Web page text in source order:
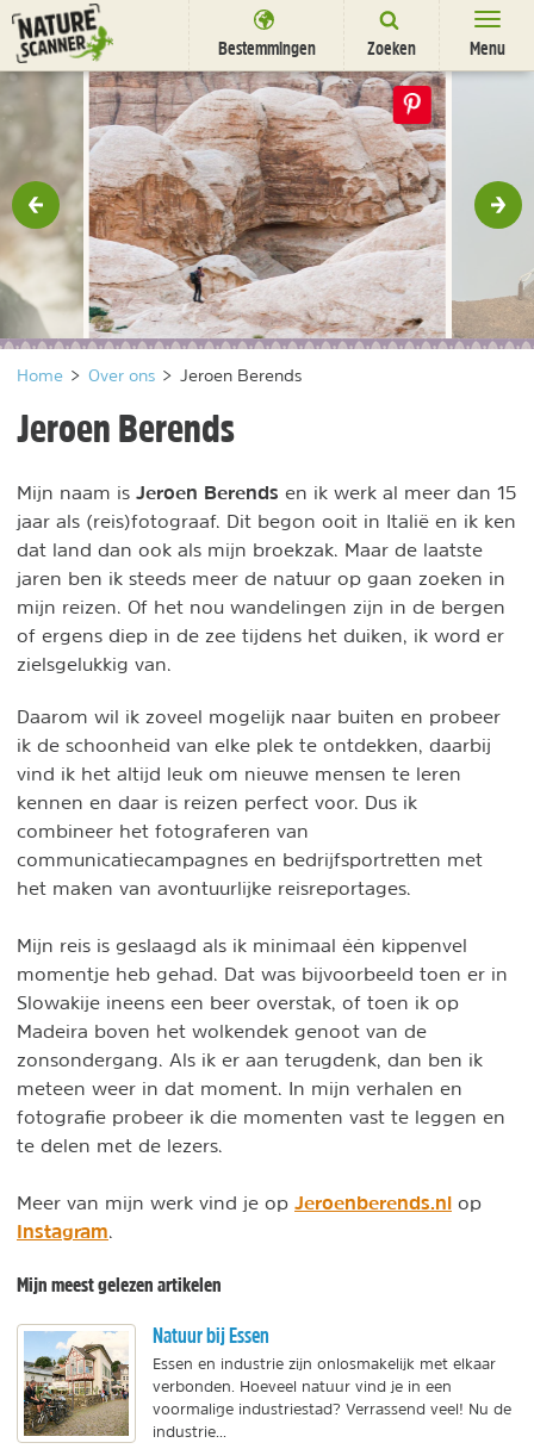
Ga
naar
content
Bestemmingen Zoeken Menu
Bestemmingen
Overnachten
Activiteiten
Natuurparken
Dieren
Partners
Home > Over ons > Jeroen Berends
Jeroen Berends
Mijn naam is Jeroen Berends en ik werk al meer dan 15
jaar als (reis)fotograaf. Dit begon ooit in Italië en ik ken
dat land dan ook als mijn broekzak. Maar de laatste
jaren ben ik steeds meer de natuur op gaan zoeken in
mijn reizen. Of het nou wandelingen zijn in de bergen
of ergens diep in de zee tijdens het duiken, ik word er
zielsgelukkig van.
Daarom wil ik zoveel mogelijk naar buiten en probeer
ik de schoonheid van elke plek te ontdekken, daarbij
vind ik het altijd leuk om nieuwe mensen te leren
kennen en daar is reizen perfect voor. Dus ik
combineer het fotograferen van
communicatiecampagnes en bedrijfsportretten met
het maken van avontuurlijke reisreportages.
Mijn reis is geslaagd als ik minimaal één kippenvel
momentje heb gehad. Dat was bijvoorbeeld toen er in
Slowakije ineens een beer overstak, of toen ik op
Madeira boven het wolkendek genoot van de
zonsondergang. Als ik er aan terugdenk, dan ben ik
meteen weer in dat moment. In mijn verhalen en
fotografie probeer ik die momenten vast te leggen en
te delen met de lezers.
Meer van mijn werk vind je op Jeroenberends.nl op
Instagram
Mijn meest gelezen artikelen
Natuur bij Essen
Essen en industrie zijn onlosmakelijk met elkaar
verbonden. Hoeveel natuur vind je in een
voormalige industriestad? Verrassend veel! Nu de
industrie...